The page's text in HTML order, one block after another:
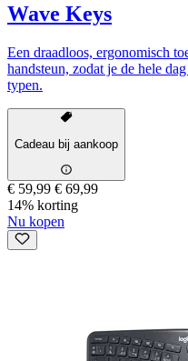
Wave Keys
Een draadloos, ergonomisch
handsteun, zodat je de hele
typen.
Cadeau bij aankoop
€ 59,99 € 69,99
14% korting
Nu kopen